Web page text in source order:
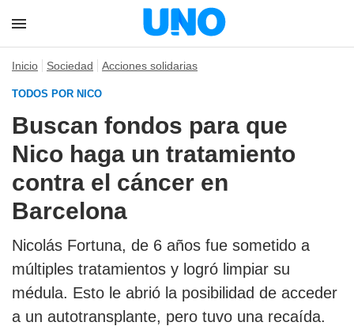
Inicio Sociedad Acciones solidarias
TODOS POR NICO
Buscan fondos para que
Nico haga un tratamiento
contra el cáncer en
Barcelona
Nicolás Fortuna, de 6 años fue sometido a
múltiples tratamientos y logró limpiar su
médula. Esto le abrió la posibilidad de acceder
a un autotransplante, pero tuvo una recaída.